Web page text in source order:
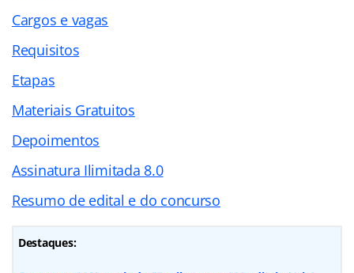
Cargos e vagas
Requisitos
Etapas
Materiais Gratuitos
Depoimentos
Assinatura Ilimitada 8.0
Resumo de edital e do concurso
Destaques: